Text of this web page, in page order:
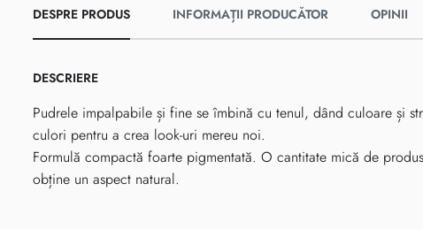
DESPRE PRODUS INFORMAȚII PRODUCĂTOR OPINII
DESCRIERE
Pudrele impalpabile și fine se îmbină cu tenul, dând culoare și
culori pentru a crea look-uri mereu noi.
Formulă compactă foarte pigmentată. O cantitate mică de
obține un aspect natural.